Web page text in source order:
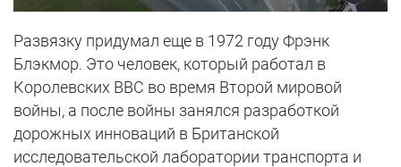
Развязку придумал еще в 1972 году Фрэнк
Блэкмор. Это человек, который работал в
Королевских ВВС во время Второй мировой
войны, а после войны занялся разработкой
дорожных инноваций в Британской
исследовательской лаборатории транспорта и